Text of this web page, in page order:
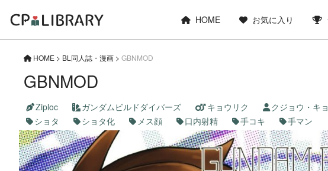
HOME お気に入り
HOME > BL同人誌・漫画 > GBNMOD
GBNMOD
Ziploc ガンダムビルドダイバーズ キョウリク クジョウ・キ
ショタ
ショタ化 メス顔 口内射精 手コキ 手マン